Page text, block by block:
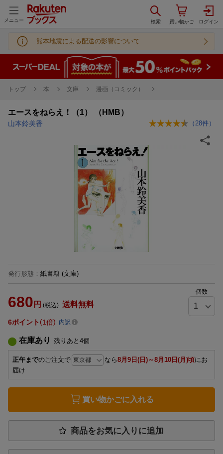
メニュー
熊本地震による配送の影響について
トップ 本 文庫 漫画（コミック）
エースをねらえ！（1） （HMB）
山本鈴美香 （ 28件）
発行形態 ： 紙書籍 (文庫)
680 円 (税込) 送料無料
個数
6ポイント 1倍 内訳
在庫あり 残りあと 4個
正午までのご注文で なら8月9日(日)～8月10日(月)頃にお
届け
買い物かごに入れる
商品をお気に入りに追加